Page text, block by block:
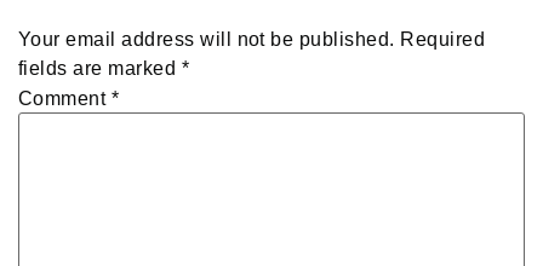
Your email address will not be published. Required
fields are marked *
Comment *